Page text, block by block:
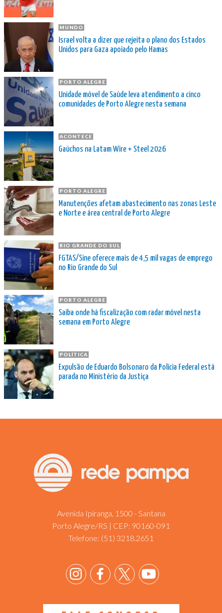
MUNDO
Israel volta a dizer que rejeita o plano dos Estados
Unidos para Gaza apoiado pelo Hamas
PORTO ALEGRE
Unidade móvel de Saúde leva atendimento a cinco
comunidades de Porto Alegre nesta semana
ACONTECE
Gaúchos na Latam Wire + Steel 2026
PORTO ALEGRE
Manutenções afetam abastecimento nas zonas Leste
e Norte e área central de Porto Alegre
RIO GRANDE DO SUL
FGTAS/Sine oferece mais de 4,5 mil vagas de emprego
no Rio Grande do Sul
PORTO ALEGRE
Saiba onde há fiscalização com radar móvel nesta
semana em Porto Alegre
POLÍTICA
Expulsão de Eduardo Bolsonaro da Polícia Federal está
parada no Ministério da Justiça
Avenida Ipiranga, 1500 - Santana
Porto Alegre/RS | CEP: 90160-091
Telefone: (51) 3218.2651